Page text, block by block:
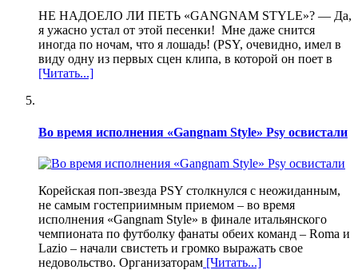
НЕ НАДОЕЛО ЛИ ПЕТЬ «GANGNAM STYLE»? — Да,
я ужасно устал от этой песенки! Мне даже снится
иногда по ночам, что я лошадь! (PSY, очевидно, имел в
виду одну из первых сцен клипа, в которой он поет в
[Читать...]
Во время исполнения «Gangnam Style» Psy освистали
Корейская поп-звезда PSY столкнулся с неожиданным,
не самым гостеприимным приемом – во время
исполнения «Gangnam Style» в финале итальянского
чемпионата по футболку фанаты обеих команд – Roma и
Lazio – начали свистеть и громко выражать свое
недовольство. Организаторам [Читать...]